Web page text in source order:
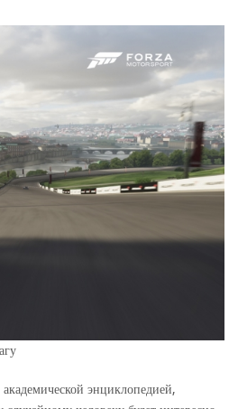
энциклопедией,